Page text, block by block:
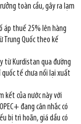
toàn cầu, gây ra lạm
áp thuế 25% lên hàng
Trung Quốc theo kế
từ Kurdistan qua đường
quốc tế chưa nối lại xuất
kết của nước này với
đang cân nhắc có
bị trì hoãn, giá dầu có